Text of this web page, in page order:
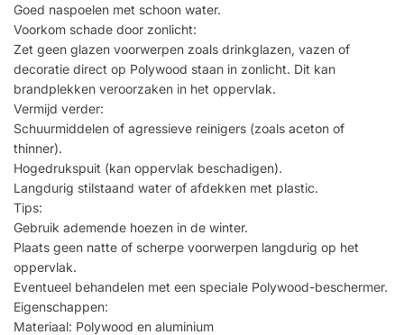
Goed naspoelen met schoon water.
Voorkom schade door zonlicht:
Zet geen glazen voorwerpen zoals drinkglazen, vazen of
decoratie direct op Polywood staan in zonlicht. Dit kan
brandplekken veroorzaken in het oppervlak.
Vermijd verder:
Schuurmiddelen of agressieve reinigers (zoals aceton of
thinner).
Hogedrukspuit (kan oppervlak beschadigen).
Langdurig stilstaand water of afdekken met plastic.
Tips:
Gebruik ademende hoezen in de winter.
Plaats geen natte of scherpe voorwerpen langdurig op het
oppervlak.
Eventueel behandelen met een speciale Polywood-beschermer.
Eigenschappen:
Materiaal: Polywood en aluminium